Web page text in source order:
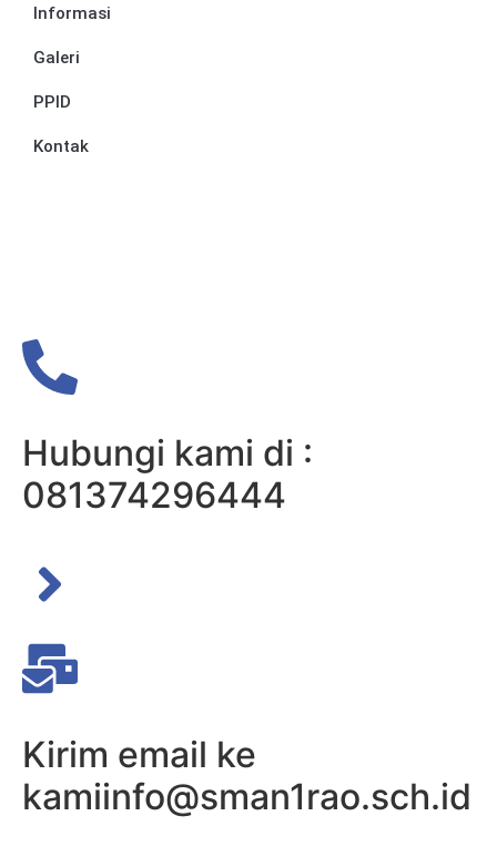
Informasi
Galeri
PPID
Kontak
Hubungi kami di :
081374296444
Kirim email ke
kamiinfo@sman1rao.sch.id